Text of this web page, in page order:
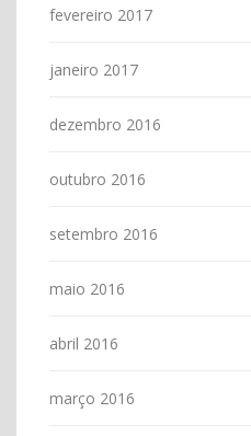
fevereiro 2017
janeiro 2017
dezembro 2016
outubro 2016
setembro 2016
maio 2016
abril 2016
março 2016